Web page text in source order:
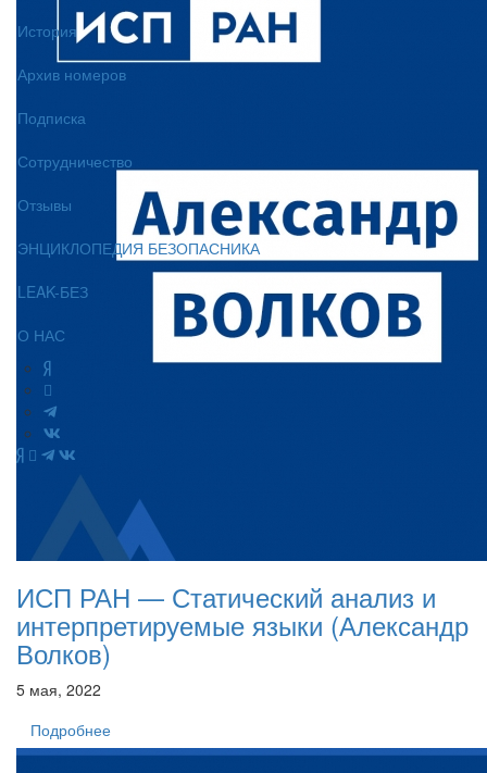
История
Архив номеров
Подписка
Сотрудничество
Отзывы
ЭНЦИКЛОПЕДИЯ БЕЗОПАСНИКА
LEAK-БЕЗ
О НАС
ИСП РАН — Статический анализ и
интерпретируемые языки (Александр
Волков)
5 мая, 2022
Подробнее